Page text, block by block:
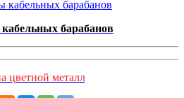
барабанов
цветной металл